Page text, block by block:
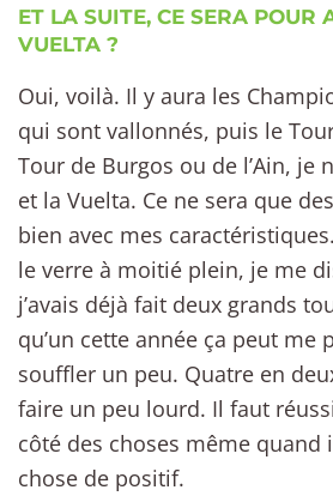
ET LA SUITE, CE SERA POUR
VUELTA ?
Oui, voilà. Il y aura les
qui sont vallonnés, puis le
Tour de Burgos ou de l’Ain, je
et la Vuelta. Ce ne sera que
bien avec mes
le verre à moitié plein, je me
j’avais déjà fait deux grands
qu’un cette année ça peut me
souffler un peu. Quatre en
faire un peu lourd. Il faut
côté des choses même quand
chose de positif.